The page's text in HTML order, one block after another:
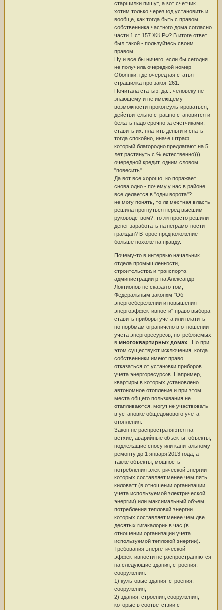
старшилки пишут, а вот счетчик
хотим только через год установить и
вообще, как тогда быть с правом
собственника частного дома согласно
части 1 ст 157 ЖК РФ? В итоге ответ
был такой - пользуйтесь своим
правом.
Ну и все бы ничего, если бы сегодня
не получила очередной номер
Обоянки. где очередная статья-
страшилка про закон 261.
Почитала статью, да... человеку не
знающему и не имеющему
возможности проконсультироваться,
действительно страшно становится и
бежать надо срочно за счетчиками,
ставить их. платить деньги и спать
тогда спокойно, иначе штраф,
который благородно предлагают на 5
лет растянуть с % естественно)))
очередной кредит, одним словом
"повесить"
Да вот все хорошо, но поражает
снова одно - почему у нас в районе
все делается в "одни ворота"?
не могу понять, то ли местная власть
решила прогнуться перед высшим
руководством?, то ли просто решили
денег заработать на неграмотности
граждан? Второе предположение
больше похоже на правду.
Почему-то в интервью начальник
отдела промышленности,
строительства и транспорта
администрации р-на Александр
Локтионов не сказал о том,
Федеральным законом "Об
энергосбережении и повышения
энергоэффективности" право выбора
ставить приборы учета или платить
по норбмам ограничено в отношении
учета энергоресурсов, потребляемых
вмногоквартирных домах. Но при
этом существуют исключения, когда
собственники имеют право
отказаться от установки приборов
учета энергоресурсов. Например,
квартиры в которых установлено
автономное отопление и при этом
места общего пользования не
отапливаются, могут не участвовать
в установке общедомового учета
отопления.
Закон не распространяются на
ветхие, аварийные объекты, объекты,
подлежащие сносу или капитальному
ремонту до 1 января 2013 года, а
также объекты, мощность
потребления электрической энергии
которых составляет менее чем пять
киловатт (в отношении организации
учета используемой электрической
энергии) или максимальный объем
потребления тепловой энергии
которых составляет менее чем две
десятых гигакалории в час (в
отношении организации учета
используемой тепловой энергии).
Требования энергетической
эффективности не распространяются
на следующие здания, строения,
сооружения:
1) культовые здания, строения,
сооружения;
2) здания, строения, сооружения,
которые в соответствии с